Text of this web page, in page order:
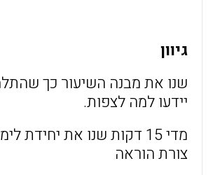
גיוון
שנו את מבנה השיעור כך
יידעו למה לצפות.
מדי 15 דקות שנו את יחידת
צורת הוראה